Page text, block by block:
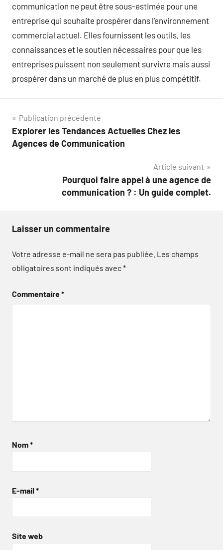
communication ne peut être sous-estimée pour une
entreprise qui souhaite prospérer dans l’environnement
commercial actuel. Elles fournissent les outils, les
connaissances et le soutien nécessaires pour que les
entreprises puissent non seulement survivre mais aussi
prospérer dans un marché de plus en plus compétitif.
Navigation
de
Publication précédente
Explorer les Tendances Actuelles Chez les
Agences de Communication
Article suivant
Pourquoi faire appel à une agence de
communication ? : Un guide complet.
Laisser un commentaire
Votre adresse e-mail ne sera pas publiée. Les champs
obligatoires sont indiqués avec*
Commentaire*
Nom*
E-mail *
Site web